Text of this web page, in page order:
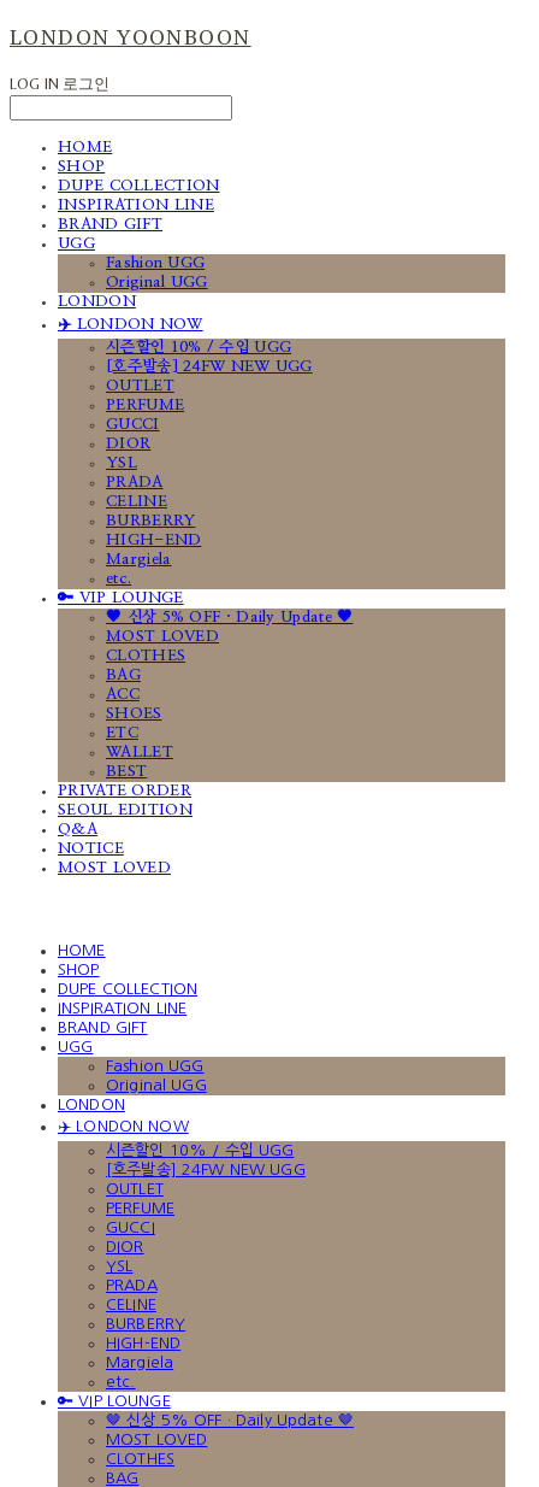
LONDON YOONBOON
LOG IN 로그인
HOME
SHOP
DUPE COLLECTION
INSPIRATION LINE
BRAND GIFT
UGG
Fashion UGG
Original UGG
LONDON
✈️ LONDON NOW
시즌할인 10% / 수입 UGG
[호주발송] 24FW NEW UGG
OUTLET
PERFUME
GUCCI
DIOR
YSL
PRADA
CELINE
BURBERRY
HIGH-END
Margiela
etc.
🔑 VIP LOUNGE
🤎 신상 5% OFF · Daily Update 🤎
MOST LOVED
CLOTHES
BAG
ACC
SHOES
ETC
WALLET
BEST
PRIVATE ORDER
SEOUL EDITION
Q&A
NOTICE
MOST LOVED
HOME
SHOP
DUPE COLLECTION
INSPIRATION LINE
BRAND GIFT
UGG
Fashion UGG
Original UGG
LONDON
✈️ LONDON NOW
시즌할인 10% / 수입 UGG
[호주발송] 24FW NEW UGG
OUTLET
PERFUME
GUCCI
DIOR
YSL
PRADA
CELINE
BURBERRY
HIGH-END
Margiela
etc.
🔑 VIP LOUNGE
🤎 신상 5% OFF · Daily Update 🤎
MOST LOVED
CLOTHES
BAG